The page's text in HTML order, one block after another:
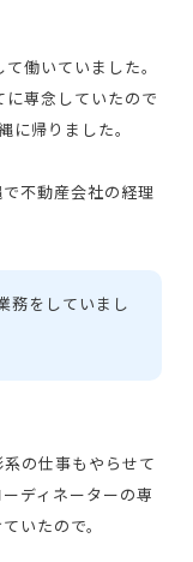
働いていました。
専念していたので
に帰りました。
不動産会社の経理
務をしていまし
の仕事もやらせて
ディネーターの専
いたので。